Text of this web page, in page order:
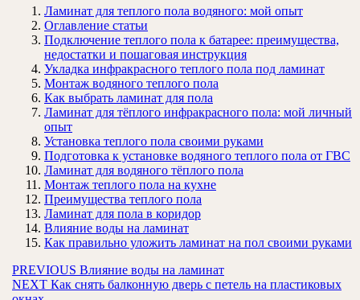
Ламинат для теплого пола водяного: мой опыт
Оглавление статьи
Подключение теплого пола к батарее: преимущества,
недостатки и пошаговая инструкция
Укладка инфракрасного теплого пола под ламинат
Монтаж водяного теплого пола
Как выбрать ламинат для пола
Ламинат для тёплого инфракрасного пола: мой личный
опыт
Установка теплого пола своими руками
Подготовка к установке водяного теплого пола от ГВС
Ламинат для водяного тёплого пола
Монтаж теплого пола на кухне
Преимущества теплого пола
Ламинат для пола в коридор
Влияние воды на ламинат
Как правильно уложить ламинат на пол своими руками
Навигация
по
PREVIOUS Предыдущая
запись:
Влияние воды на ламинат
NEXT Следующая
Как снять балконную дверь с петель на пластиковых